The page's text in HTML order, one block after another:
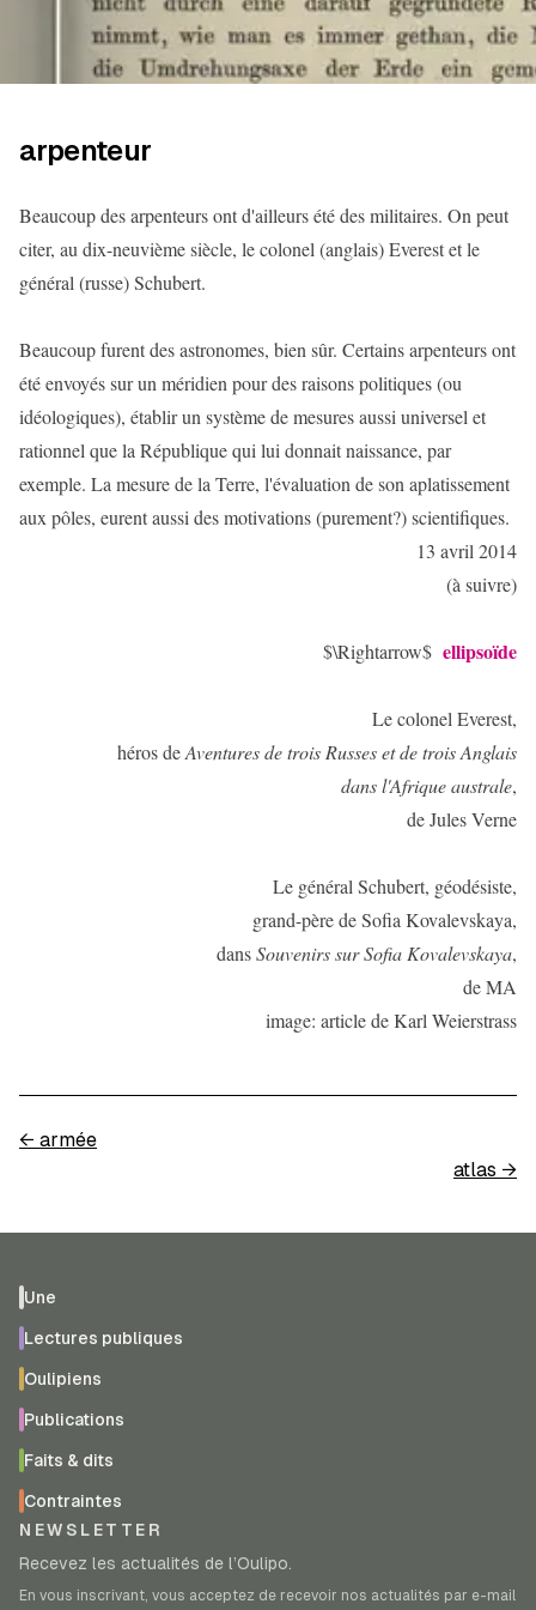
arpenteur
Beaucoup des arpenteurs ont d'ailleurs été des militaires. On peut
citer, au dix-neuvième siècle, le colonel (anglais) Everest et le
général (russe) Schubert.
Beaucoup furent des astronomes, bien sûr. Certains arpenteurs ont
été envoyés sur un méridien pour des raisons politiques (ou
idéologiques), établir un système de mesures aussi universel et
rationnel que la République qui lui donnait naissance, par
exemple. La mesure de la Terre, l'évaluation de son aplatissement
aux pôles, eurent aussi des motivations (purement?) scientifiques.
13 avril 2014
(à suivre)
$\Rightarrow$ ellipsoïde
Le colonel Everest,
héros deAventures de trois Russes et de trois Anglais
dans l'Afrique australe,
de Jules Verne
Le général Schubert, géodésiste,
grand-père de Sofia Kovalevskaya,
dansSouvenirs sur Sofia Kovalevskaya,
de MA
image: article de Karl Weierstrass
← armée
atlas →
Une
Lectures publiques
Oulipiens
Publications
Faits & dits
Contraintes
NEWSLETTER
Recevez les actualités de l’Oulipo.
En vous inscrivant, vous acceptez de recevoir nos actualités par e-mail